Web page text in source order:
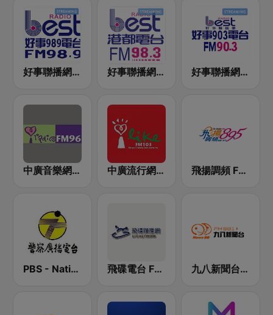
好事聯播網 Best Radio FM98.9 好事聯播網 港都983 Best Radio FM98.3 好事聯播網 Best Radio FM90.3
中廣音樂網 i Radio FM96.3 中廣流行網 I like radio 飛揚調頻 FM 89.5
PBS - National Transportation 飛碟電台 FM92.1 九八新聞台 News98 FM 98.1